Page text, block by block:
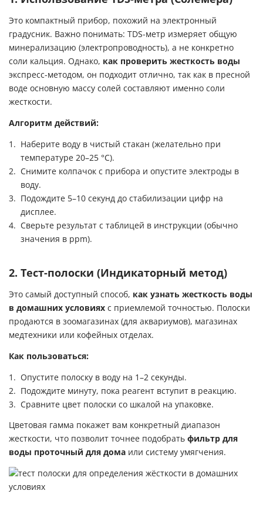
Это компактный прибор, похожий на электронный
градусник. Важно понимать: TDS-метр измеряет общую
минерализацию (электропроводность), а не конкретно
соли кальция. Однако, как проверить жесткость воды
экспресс-методом, он подходит отлично, так как в пресной
воде основную массу солей составляют именно соли
жесткости.
Алгоритм действий:
Наберите воду в чистый стакан (желательно при
температуре 20–25 °C).
Снимите колпачок с прибора и опустите электроды в
воду.
Подождите 5–10 секунд до стабилизации цифр на
дисплее.
Сверьте результат с таблицей в инструкции (обычно
значения в ppm).
2. Тест-полоски (Индикаторный метод)
Это самый доступный способ, как узнать жесткость воды
в домашних условиях с приемлемой точностью. Полоски
продаются в зоомагазинах (для аквариумов), магазинах
медтехники или кофейных отделах.
Как пользоваться:
Опустите полоску в воду на 1–2 секунды.
Подождите минуту, пока реагент вступит в реакцию.
Сравните цвет полоски со шкалой на упаковке.
Цветовая гамма покажет вам конкретный диапазон
жесткости, что позволит точнее подобрать фильтр для
воды проточный для дома или систему умягчения.